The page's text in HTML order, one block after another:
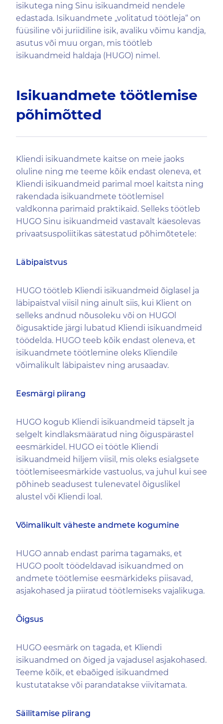
isikutega ning Sinu isikuandmeid nendele
edastada. Isikuandmete „volitatud töötleja“ on
füüsiline või juriidiline isik, avaliku võimu kandja,
asutus või muu organ, mis töötleb
isikuandmeid haldaja (HUGO) nimel.
Isikuandmete töötlemise
põhimõtted
Kliendi isikuandmete kaitse on meie jaoks
oluline ning me teeme kõik endast oleneva, et
Kliendi isikuandmeid parimal moel kaitsta ning
rakendada isikuandmete töötlemisel
valdkonna parimaid praktikaid. Selleks töötleb
HUGO Sinu isikuandmeid vastavalt käesolevas
privaatsuspoliitikas sätestatud põhimõtetele:
Läbipaistvus
HUGO töötleb Kliendi isikuandmeid õiglasel ja
läbipaistval viisil ning ainult siis, kui Klient on
selleks andnud nõusoleku või on HUGOl
õigusaktide järgi lubatud Kliendi isikuandmeid
töödelda. HUGO teeb kõik endast oleneva, et
isikuandmete töötlemine oleks Kliendile
võimalikult läbipaistev ning arusaadav.
Eesmärgi piirang
HUGO kogub Kliendi isikuandmeid täpselt ja
selgelt kindlaksmääratud ning õiguspärastel
eesmärkidel. HUGO ei töötle Kliendi
isikuandmeid hiljem viisil, mis oleks esialgsete
töötlemiseesmärkide vastuolus, va juhul kui see
põhineb seadusest tulenevatel õiguslikel
alustel või Kliendi loal.
Võimalikult väheste andmete kogumine
HUGO annab endast parima tagamaks, et
HUGO poolt töödeldavad isikuandmed on
andmete töötlemise eesmärkideks piisavad,
asjakohased ja piiratud töötlemiseks vajalikuga.
Õigsus
HUGO eesmärk on tagada, et Kliendi
isikuandmed on õiged ja vajadusel asjakohased.
Teeme kõik, et ebaõiged isikuandmed
kustutatakse või parandatakse viivitamata.
Säilitamise piirang